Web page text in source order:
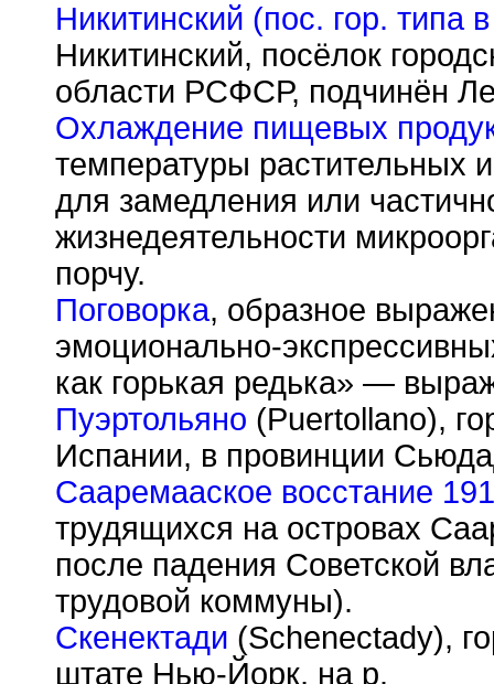
Никитинский (пос. гор. типа
Никитинский, посёлок
области РСФСР, подчинён
Охлаждение пищевых
температуры растительных
для замедления или
жизнедеятельности
порчу.
Поговорка, образное
эмоционально-
как горькая редька» —
Пуэртольяно (Puertollano),
Испании, в провинции
Сааремааское восстание
трудящихся на островах
после падения Советской
трудовой коммуны).
Скенектади (Schenectady),
штате Нью-Йорк, на р.